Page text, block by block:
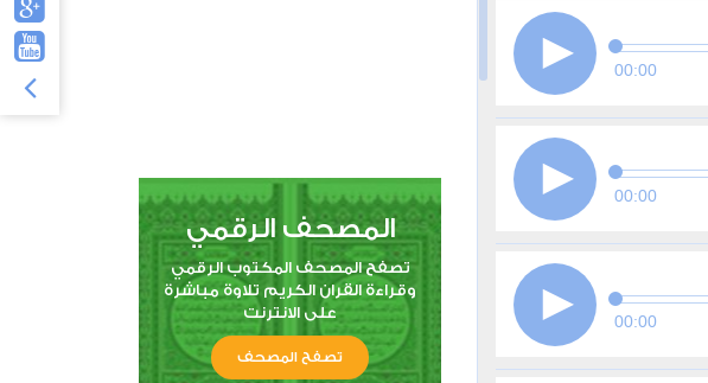
00:00
00:00
00:00
المصحف الرقمي
تصفح المصحف المكتوب الرقمي
وقراءة القران الكريم تلاوة مباشرة
على الانترنت
تصفح المصحف